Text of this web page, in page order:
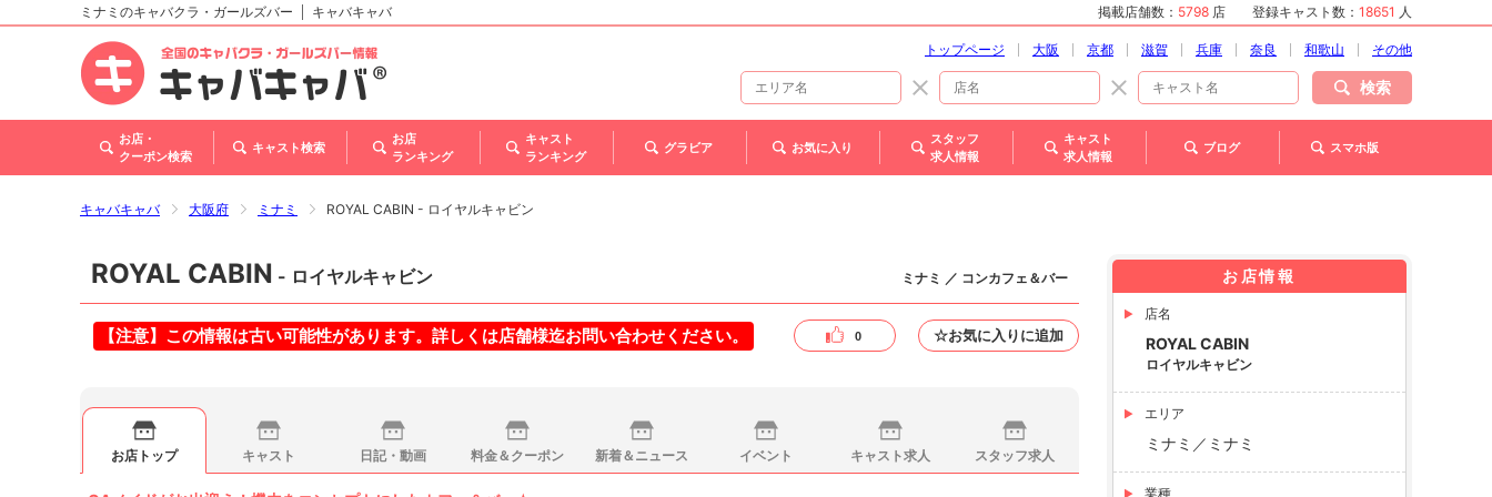
北海道
東北
甲信越・北陸
関西
ミナミのキャバクラ・ガールズバー キャバキャバ 掲載店舗数： 5798 店 登録キャスト数： 18651 人
トップページ 大阪 京都 滋賀 兵庫 奈良 和歌山 その他
検索
お店・
クーポン検索
キャスト検索
お店
ランキング
キャスト
ランキング
グラビア お気に入り
スタッフ
求人情報
キャスト
求人情報
ブログ スマホ版
キャバキャバ 大阪府 ミナミ ROYAL CABIN - ロイヤルキャビン
ROYAL CABIN - ロイヤルキャビン ミナミ ／ コンカフェ＆バー
【注意】この情報は古い可能性があります。詳しくは店舗様迄お問い合わせください。 0 ☆お気に入りに追加
お店トップ キャスト 日記・動画 料金＆クーポン 新着＆ニュース イベント キャスト求人 スタッフ求人
お店情報
店名
ROYAL CABIN
ロイヤルキャビン
エリア
ミナミ／ミナミ
業種